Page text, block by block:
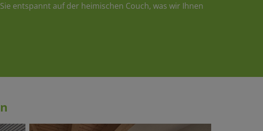
entspannt auf der heimischen Couch, was wir Ihnen